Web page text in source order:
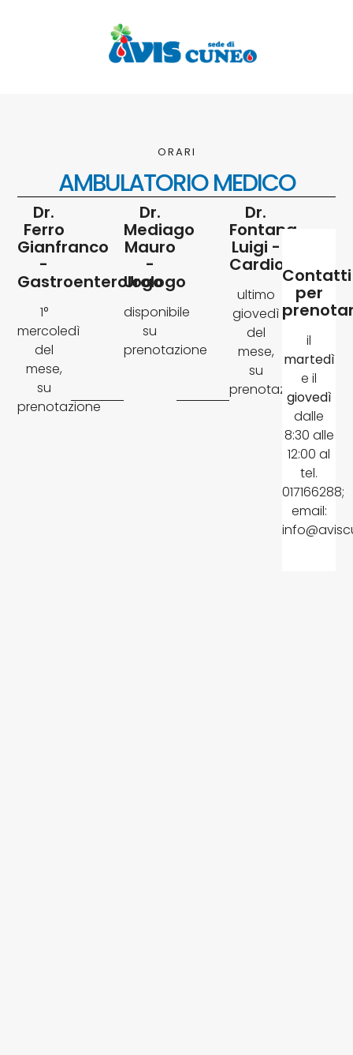
ORARI
AMBULATORIO MEDICO
Dr.
Ferro
Gianfranco
-
Gastroenterologo
1°
mercoledì
del
mese,
su
prenotazione
Dr.
Mediago
Mauro
-
Urologo
disponibile
su
prenotazione
Dr.
Fontana
Luigi -
Cardiologo
ultimo
giovedì
del
mese,
su
prenotazione
Contatti
per
il
martedì
e il
giovedì
dalle
8:30 alle
12:00 al
tel.
017166288;
email: